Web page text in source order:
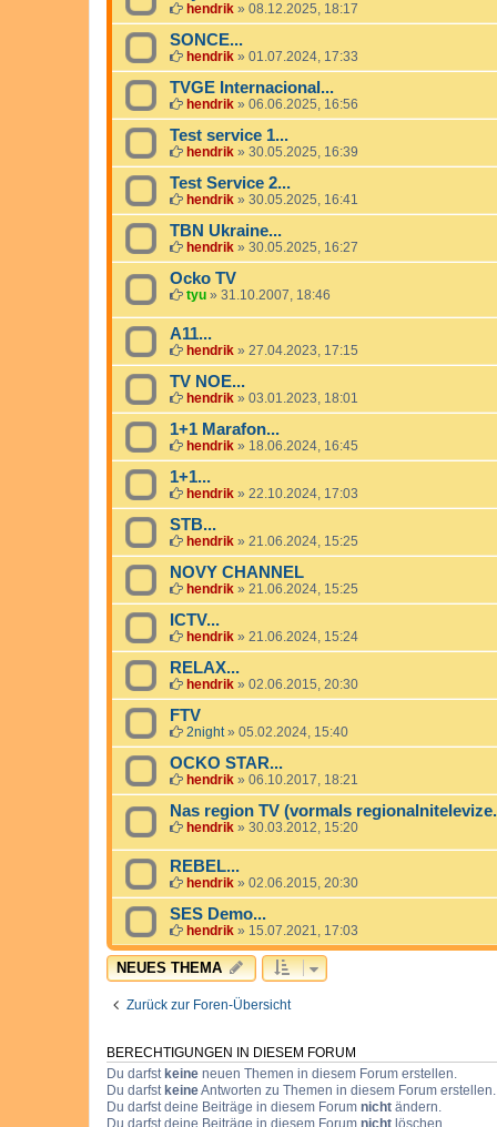
hendrik » 08.12.2025, 18:17
SONCE...
hendrik » 01.07.2024, 17:33
TVGE Internacional...
hendrik » 06.06.2025, 16:56
Test service 1...
hendrik » 30.05.2025, 16:39
Test Service 2...
hendrik » 30.05.2025, 16:41
TBN Ukraine...
hendrik » 30.05.2025, 16:27
Ocko TV
tyu » 31.10.2007, 18:46
A11...
hendrik » 27.04.2023, 17:15
TV NOE...
hendrik » 03.01.2023, 18:01
1+1 Marafon...
hendrik » 18.06.2024, 16:45
1+1...
hendrik » 22.10.2024, 17:03
STB...
hendrik » 21.06.2024, 15:25
NOVY CHANNEL
hendrik » 21.06.2024, 15:25
ICTV...
hendrik » 21.06.2024, 15:24
RELAX...
hendrik » 02.06.2015, 20:30
FTV
2night» 05.02.2024, 15:40
OCKO STAR...
hendrik » 06.10.2017, 18:21
Nas region TV (vormals
hendrik » 30.03.2012, 15:20
REBEL...
hendrik » 02.06.2015, 20:30
SES Demo...
hendrik » 15.07.2021, 17:03
NEUES THEMA
Zurück zur Foren-Übersicht
BERECHTIGUNGEN IN DIESEM FORUM
Du darfst keine neuen Themen in diesem Forum erstellen.
Du darfst keineAntworten zu Themen in diesem Forum erstellen.
Du darfst deine Beiträge in diesem Forum nicht ändern.
Du darfst deine Beiträge in diesem Forum nicht löschen.